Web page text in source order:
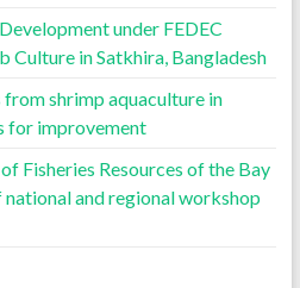
under FEDEC
Culture in Satkhira, Bangladesh
shrimp aquaculture in
for improvement
Fisheries Resources of the Bay
and regional workshop